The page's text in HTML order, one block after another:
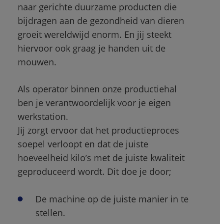
naar gerichte duurzame producten die
bijdragen aan de gezondheid van dieren
groeit wereldwijd enorm. En jij steekt
hiervoor ook graag je handen uit de
mouwen.
Als operator binnen onze productiehal
ben je verantwoordelijk voor je eigen
werkstation.
Jij zorgt ervoor dat het productieproces
soepel verloopt en dat de juiste
hoeveelheid kilo’s met de juiste kwaliteit
geproduceerd wordt. Dit doe je door;
De machine op de juiste manier in te
stellen.